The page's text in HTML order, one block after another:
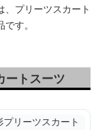
、プリーツスカート
す。
ートスーツ